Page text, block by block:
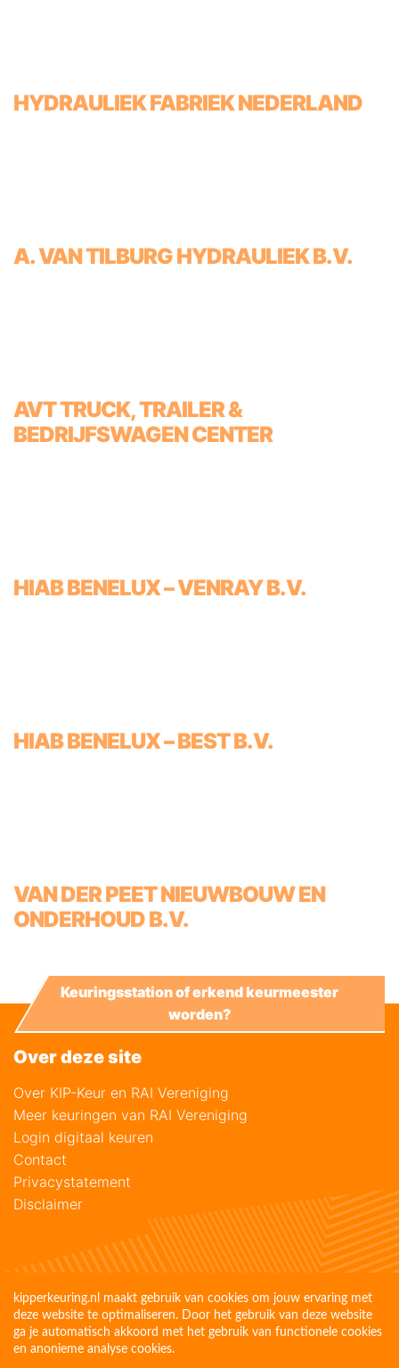
HYDRAULIEK FABRIEK NEDERLAND
A. VAN TILBURG HYDRAULIEK B.V.
AVT TRUCK, TRAILER &
BEDRIJFSWAGEN CENTER
HIAB BENELUX – VENRAY B.V.
HIAB BENELUX – BEST B.V.
VAN DER PEET NIEUWBOUW EN
ONDERHOUD B.V.
Over deze site
Over KIP-Keur en RAI Vereniging
Meer keuringen van RAI Vereniging
Login digitaal keuren
Contact
Privacystatement
Disclaimer
Keuringsstation of erkend keurmeester
worden?
kipperkeuring.nl maakt gebruik van cookies om jouw ervaring met
deze website te optimaliseren. Door het gebruik van deze website
ga je automatisch akkoord met het gebruik van functionele cookies
en anonieme analyse cookies.